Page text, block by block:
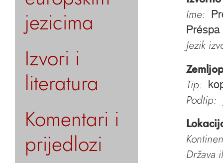
jezicima
Izvori i
literatura
Komentari i
prijedlozi
Ime:
Préspa
Jezik
Tip:
Podtip:
Država